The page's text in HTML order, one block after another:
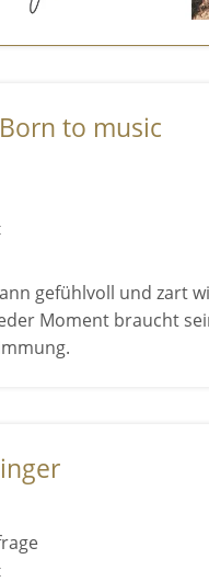
to music
gefühlvoll und zart
Moment braucht